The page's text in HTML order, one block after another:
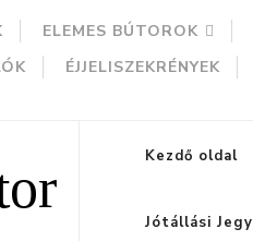
ELEMES BÚTOROK
ÉJJELISZEKRÉNYEK
Kezdő oldal
Jótállási Jegy